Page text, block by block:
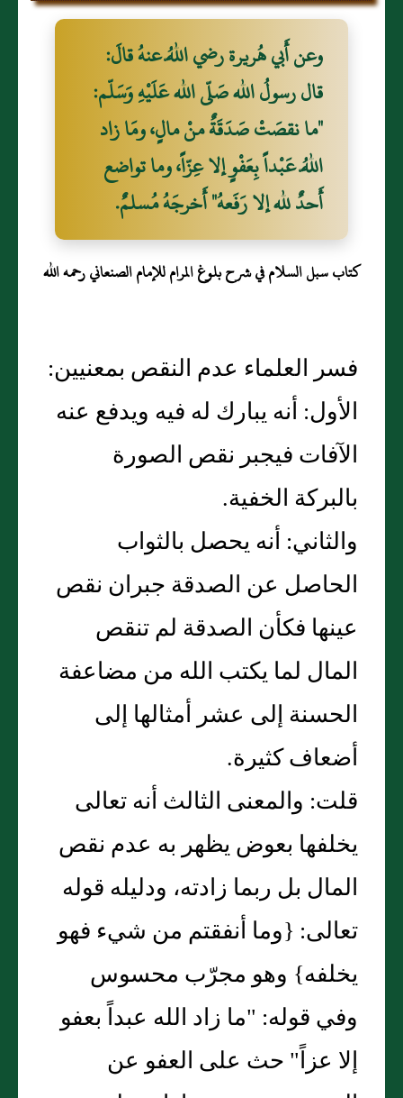
وعن أَبي هُريرة رضي اللّهُ عنهُ قالَ:
قال رسولُ الله صَلّى الله عَلَيْهِ وَسَلّم:
"ما نقصَتْ صَدَقَةٌ منْ مالٍ، ومَا زاد
اللّهُ عَبْداً بِعَفْوٍ إلا عِزّاً، وما تواضع
أَحدٌ لله إلا رَفَعهُ" أَخرجَهُ مُسلمٌ.
كتاب سبل السلام في شرح بلوغ المرام للإمام الصنعاني رحمه الله
فسر العلماء عدم النقص بمعنيين:
الأول: أنه يبارك له فيه ويدفع عنه
الآفات فيجبر نقص الصورة
بالبركة الخفية.
والثاني: أنه يحصل بالثواب
الحاصل عن الصدقة جبران نقص
عينها فكأن الصدقة لم تنقص
المال لما يكتب الله من مضاعفة
الحسنة إلى عشر أمثالها إلى
أضعاف كثيرة.
قلت: والمعنى الثالث أنه تعالى
يخلفها بعوض يظهر به عدم نقص
المال بل ربما زادته، ودليله قوله
تعالى: {وما أنفقتم من شيء فهو
يخلفه} وهو مجرّب محسوس
وفي قوله: "ما زاد الله عبداً بعفو
إلا عزاً" حث على العفو عن